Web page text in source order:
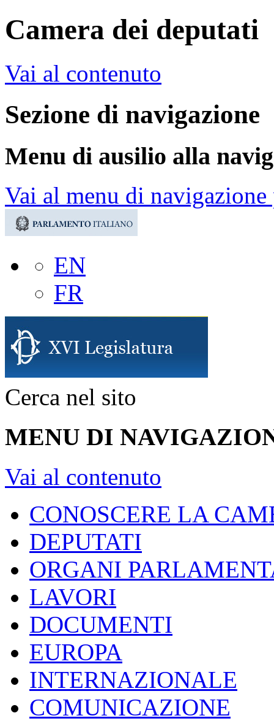
Camera dei deputati
Vai al contenuto
Sezione di navigazione
Menu di ausilio alla
Vai al menu di
EN
FR
Cerca nel sito
MENU DI
Vai al contenuto
CONOSCERE LA
DEPUTATI
ORGANI
LAVORI
DOCUMENTI
EUROPA
INTERNAZIONALE
COMUNICAZIONE